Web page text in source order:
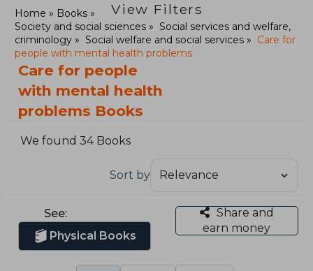
View Filters
Home
Books
Society and social sciences
Social services and welfare,
criminology
Social welfare and social services
Care for
people with mental health problems
Care for people
with mental health
problems Books
We found 34 Books
Sort by
See:
Physical Books
Share and
earn money